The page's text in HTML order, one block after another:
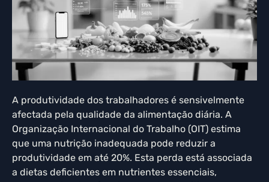
A produtividade dos trabalhadores é sensivelmente
afectada pela qualidade da alimentação diária. A
Organização Internacional do Trabalho (OIT) estima
que uma nutrição inadequada pode reduzir a
produtividade em até 20%. Esta perda está associada
a dietas deficientes em nutrientes essenciais,